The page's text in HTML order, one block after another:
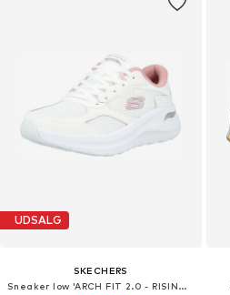
UDSALG
SKECHERS
Sneaker low 'ARCH FIT 2.0 - RISING TIDE'